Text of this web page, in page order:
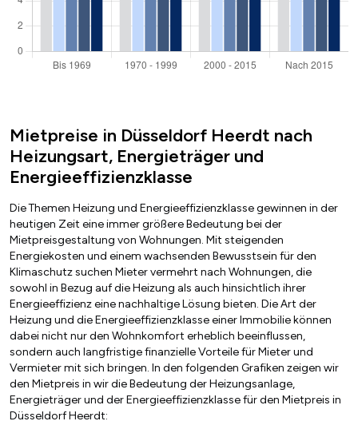
Mietpreise in Düsseldorf Heerdt nach
Heizungsart, Energieträger und
Energieeffizienzklasse
Die Themen Heizung und Energieeffizienzklasse gewinnen in der
heutigen Zeit eine immer größere Bedeutung bei der
Mietpreisgestaltung von Wohnungen. Mit steigenden
Energiekosten und einem wachsenden Bewusstsein für den
Klimaschutz suchen Mieter vermehrt nach Wohnungen, die
sowohl in Bezug auf die Heizung als auch hinsichtlich ihrer
Energieeffizienz eine nachhaltige Lösung bieten. Die Art der
Heizung und die Energieeffizienzklasse einer Immobilie können
dabei nicht nur den Wohnkomfort erheblich beeinflussen,
sondern auch langfristige finanzielle Vorteile für Mieter und
Vermieter mit sich bringen. In den folgenden Grafiken zeigen wir
den Mietpreis in wir die Bedeutung der Heizungsanlage,
Energieträger und der Energieeffizienzklasse für den Mietpreis in
Düsseldorf Heerdt: